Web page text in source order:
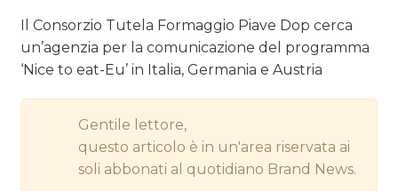
RADIO / AUDIO
TV
Il Consorzio Tutela Formaggio Piave Dop cerca
un’agenzia per la comunicazione del programma
‘Nice to eat-Eu’ in Italia, Germania e Austria
Gentile lettore,
questo articolo è in un'area riservata ai
soli abbonati al quotidiano Brand News.